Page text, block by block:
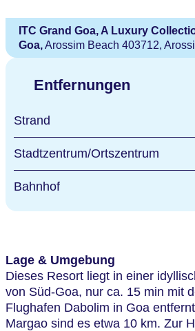
ITC Grand Goa, A Luxury
Goa,Arossim Beach 403712,
Entfernungen
Strand
Stadtzentrum/Ortszentrum
Bahnhof
Lage & Umgebung
Dieses Resort liegt in einer
von Süd-Goa, nur ca. 15 min mit
Flughafen Dabolim in Goa
Margao sind es etwa 10 km. Zur